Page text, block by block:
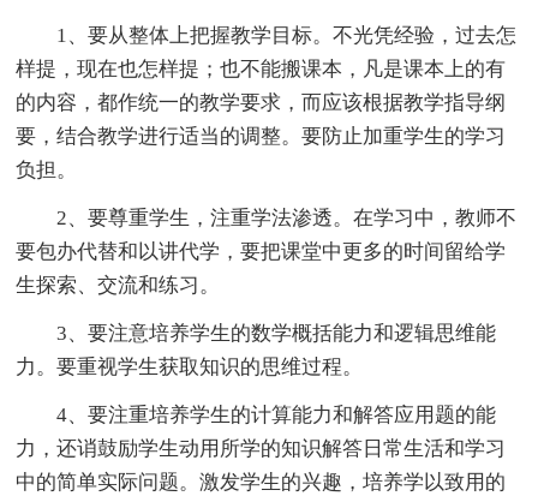
1、要从整体上把握教学目标。不光凭经验，过去怎
样提，现在也怎样提；也不能搬课本，凡是课本上的有
的内容，都作统一的教学要求，而应该根据教学指导纲
要，结合教学进行适当的调整。要防止加重学生的学习
负担。
2、要尊重学生，注重学法渗透。在学习中，教师不
要包办代替和以讲代学，要把课堂中更多的时间留给学
生探索、交流和练习。
3、要注意培养学生的数学概括能力和逻辑思维能
力。要重视学生获取知识的思维过程。
4、要注重培养学生的计算能力和解答应用题的能
力，还诮鼓励学生动用所学的知识解答日常生活和学习
中的简单实际问题。激发学生的兴趣，培养学以致用的